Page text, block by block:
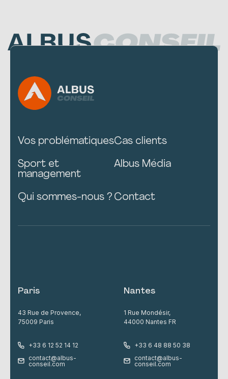
Vos problématiquesCas clients
Sport et
management
Albus Média
Qui sommes-nous ? Contact
Paris
43 Rue de Provence,
75009 Paris
+33 6 12 52 14 12
contact@albus-
conseil.com
Nantes
1 Rue Mondésir,
44000 Nantes FR
+33 6 48 88 50 38
contact@albus-
conseil.com